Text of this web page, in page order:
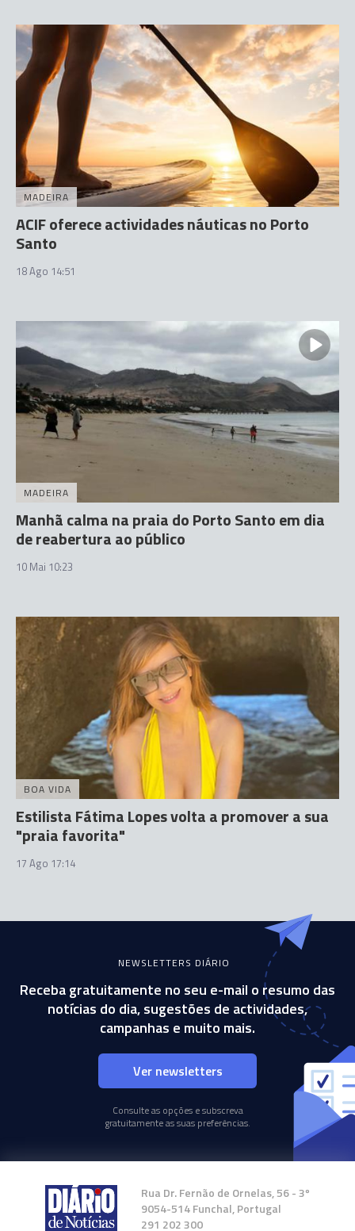
MADEIRA
ACIF oferece actividades náuticas no Porto
Santo
18 Ago 14:51
MADEIRA
Manhã calma na praia do Porto Santo em dia
de reabertura ao público
10 Mai 10:23
BOA VIDA
Estilista Fátima Lopes volta a promover a sua
"praia favorita"
17 Ago 17:14
NEWSLETTERS DIÁRIO
Receba gratuitamente no seu e-mail o resumo das
notícias do dia, sugestões de actividades,
campanhas e muito mais.
Ver newsletters
Consulte as opções e subscreva
gratuitamente as suas preferências.
Rua Dr. Fernão de Ornelas, 56 - 3º
9054-514 Funchal, Portugal
291 202 300